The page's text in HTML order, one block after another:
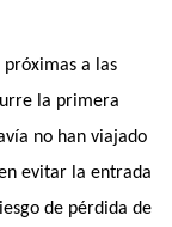
próximas a las
la primera
no han viajado
evitar la entrada
de pérdida de